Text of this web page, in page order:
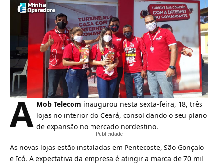
A Mob Telecom inaugurou nesta sexta-feira, 18, três
lojas no interior do Ceará, consolidando o seu plano
de expansão no mercado nordestino.
- Publicidade -
As novas lojas estão instaladas em Pentecoste, São Gonçalo
e Icó. A expectativa da empresa é atingir a marca de 70 mil